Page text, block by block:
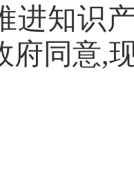
进知识
府同意,